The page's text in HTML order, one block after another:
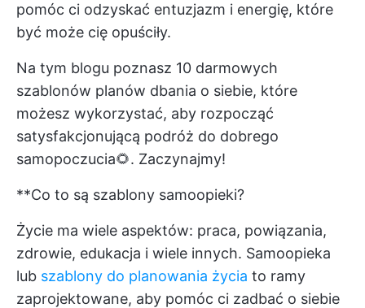
pomóc ci odzyskać entuzjazm i energię, które
być może cię opuściły.
Na tym blogu poznasz 10 darmowych
szablonów planów dbania o siebie, które
możesz wykorzystać, aby rozpocząć
satysfakcjonującą podróż do dobrego
samopoczucia🌻. Zaczynajmy!
**Co to są szablony samoopieki?
Życie ma wiele aspektów: praca, powiązania,
zdrowie, edukacja i wiele innych. Samoopieka
lub szablony do planowania życia to ramy
zaprojektowane, aby pomóc ci zadbać o siebie